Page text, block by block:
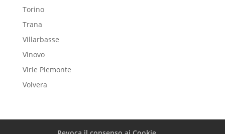
Torino
Trana
Villarbasse
Vinovo
Virle Piemonte
Volvera